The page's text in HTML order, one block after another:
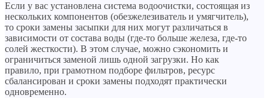
Если у вас установлена система водоочистки, состоящая из
нескольких компонентов (обезжелезиватель и умягчитель),
то сроки замены засыпки для них могут различаться в
зависимости от состава воды (где-то больше железа, где-то
солей жесткости). В этом случае, можно сэкономить и
ограничиться заменой лишь одной загрузки. Но как
правило, при грамотном подборе фильтров, ресурс
сбалансирован и сроки замены подходят практически
одновременно.